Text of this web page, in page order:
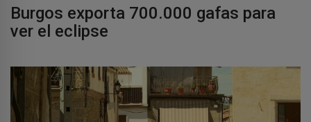
Burgos exporta 700.000 gafas para
ver el eclipse